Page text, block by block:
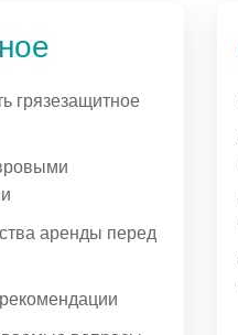
грязезащитное
аренды перед